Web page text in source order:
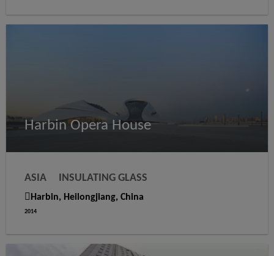
Harbin Opera House
ASIA
INSULATING GLASS
WEATHER SEALING
STRUCTURAL GLAZING
Harbin, Heilongjiang, China
2014